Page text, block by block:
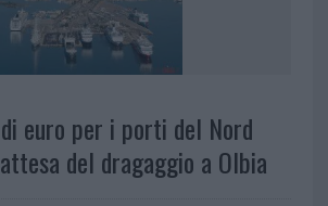
euro per i porti del Nord
del dragaggio a Olbia